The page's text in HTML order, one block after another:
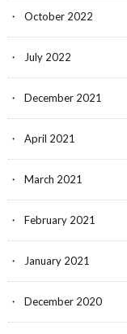
October 2022
July 2022
December 2021
April 2021
March 2021
February 2021
January 2021
December 2020